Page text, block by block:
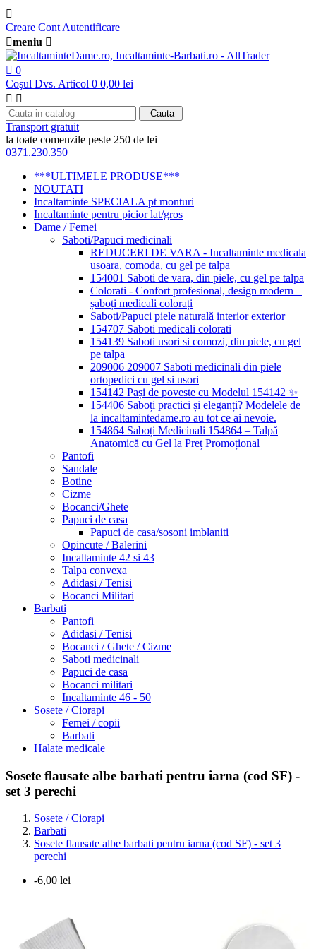

Creare Cont Autentificare
meniu 
 0
Coşul Dvs. Articol 0 0,00 lei
 
Cauta
Transport gratuit
la toate comenzile peste 250 de lei
0371.230.350
***ULTIMELE PRODUSE***
NOUTATI
Incaltaminte SPECIALA pt monturi
Incaltaminte pentru picior lat/gros
Dame / Femei
Saboti/Papuci medicinali
REDUCERI DE VARA - Incaltaminte medicala
usoara, comoda, cu gel pe talpa
154001 Saboti de vara, din piele, cu gel pe talpa
Colorati - Confort profesional, design modern –
șaboți medicali colorați
Saboti/Papuci piele naturală interior exterior
154707 Saboti medicali colorati
154139 Saboti usori si comozi, din piele, cu gel
pe talpa
209006 209007 Saboti medicinali din piele
ortopedici cu gel si usori
154142 Pași de poveste cu Modelul 154142 ✨
154406 Saboți practici și eleganți? Modelele de
la incaltamintedame.ro au tot ce ai nevoie.
154864 Saboți Medicinali 154864 – Talpă
Anatomică cu Gel la Preț Promoțional
Pantofi
Sandale
Botine
Cizme
Bocanci/Ghete
Papuci de casa
Papuci de casa/sosoni imblaniti
Opincute / Balerini
Incaltaminte 42 si 43
Talpa convexa
Adidasi / Tenisi
Bocanci Militari
Barbati
Pantofi
Adidasi / Tenisi
Bocanci / Ghete / Cizme
Saboti medicinali
Papuci de casa
Bocanci militari
Incaltaminte 46 - 50
Sosete / Ciorapi
Femei / copii
Barbati
Halate medicale
Sosete flausate albe barbati pentru iarna (cod SF) -
set 3 perechi
Sosete / Ciorapi
Barbati
Sosete flausate albe barbati pentru iarna (cod SF) - set 3
perechi
-6,00 lei